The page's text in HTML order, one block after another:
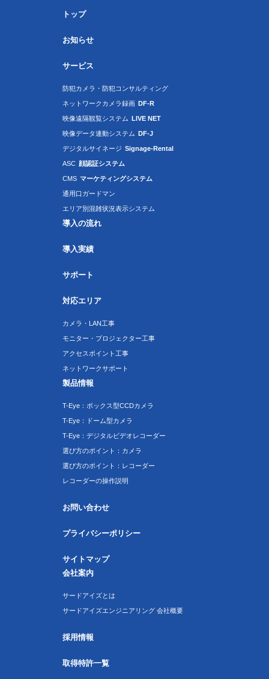
トップ
お知らせ
サービス
防犯カメラ・防犯コンサルティング
ネットワークカメラ録画 DF-R
映像遠隔観覧システム LIVE NET
映像データ連動システム DF-J
デジタルサイネージ Signage-Rental
ASC 顔認証システム
CMS マーケティングシステム
通用口ガードマン
エリア別混雑状況表示システム
導入の流れ
導入実績
サポート
対応エリア
カメラ・LAN工事
モニター・プロジェクター工事
アクセスポイント工事
ネットワークサポート
製品情報
T-Eye：ボックス型CCDカメラ
T-Eye：ドーム型カメラ
T-Eye：デジタルビデオレコーダー
選び方のポイント：カメラ
選び方のポイント：レコーダー
レコーダーの操作説明
お問い合わせ
プライバシーポリシー
サイトマップ
会社案内
サードアイズとは
サードアイズエンジニアリング 会社概要
採用情報
取得特許一覧